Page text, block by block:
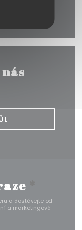
a dostávejte od
a marketingové